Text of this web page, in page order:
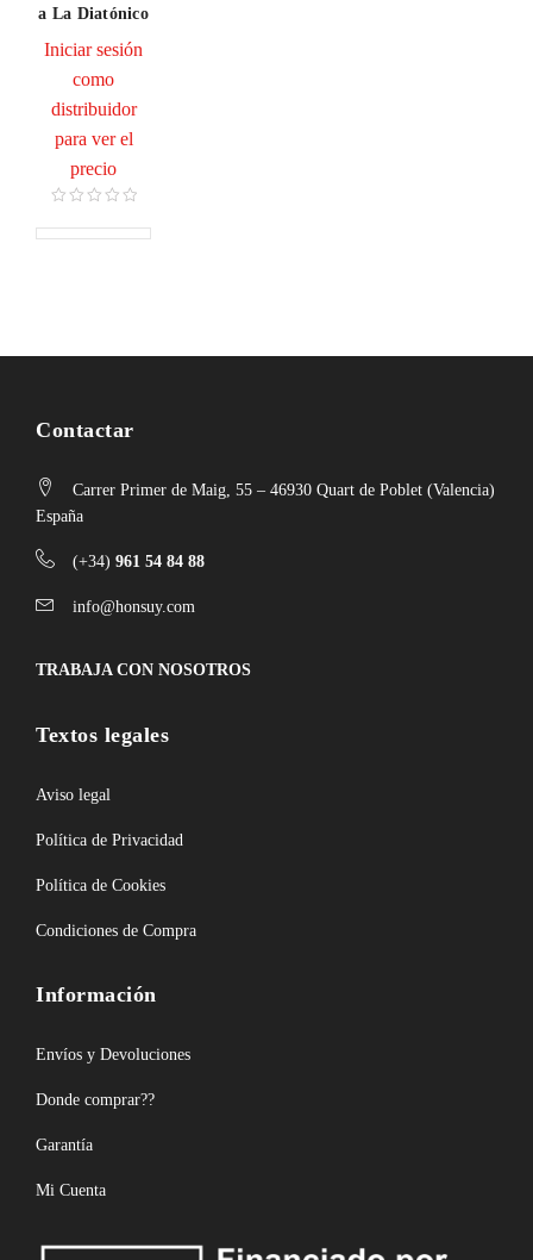
a La Diatónico
Iniciar sesión
como
distribuidor
para ver el
precio
Contactar
Carrer Primer de Maig, 55 – 46930 Quart de Poblet (Valencia)
España
(+34) 961 54 84 88
info@honsuy.com
TRABAJA CON NOSOTROS
Textos legales
Aviso legal
Política de Privacidad
Política de Cookies
Condiciones de Compra
Información
Envíos y Devoluciones
Donde comprar??
Garantía
Mi Cuenta